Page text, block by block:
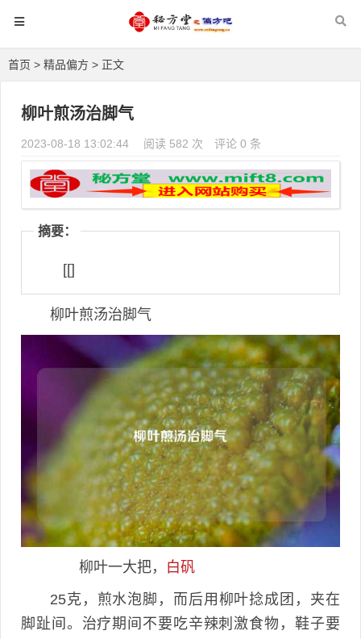
首页 > 精品偏方 > 正文
柳叶煎汤治脚气
2023-08-18 13:02:44 阅读 582 次 评论 0 条
摘要：
[[]
柳叶煎汤治脚气
柳叶一大把， 白矾
25克，煎水泡脚，而后用柳叶捻成团，夹在
脚趾间。治疗期间不要吃辛辣刺激食物，鞋子要